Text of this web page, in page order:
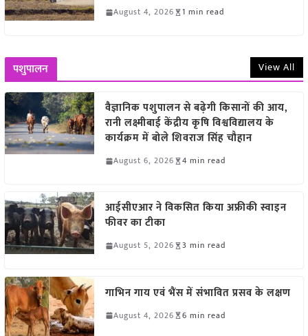
August 4, 2026 1 min read
पशुपालन View All
वैज्ञानिक पशुपालन से बढ़ेगी किसानों की आय,
रानी लक्ष्मीबाई केंद्रीय कृषि विश्वविद्यालय के
कार्यक्रम में बोले शिवराज सिंह चौहान
August 6, 2026 4 min read
आईसीएआर ने विकसित किया अफ्रीकी स्वाइन
फीवर का टीका
August 5, 2026 3 min read
गाभिन गाय एवं भैंस में संभावित प्रसव के लक्षण
August 4, 2026 6 min read